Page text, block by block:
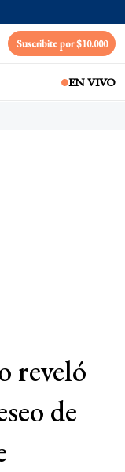
Suscribite por $10.000
EN VIVO
reveló
de